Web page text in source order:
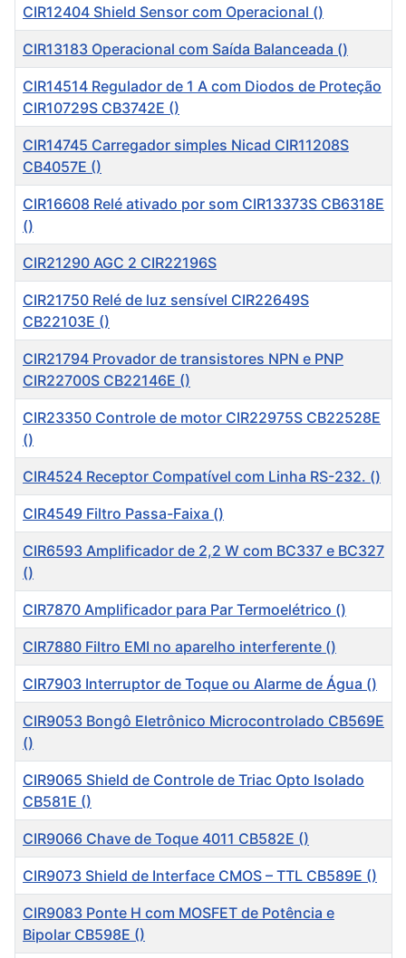
CIR12404 Shield Sensor com Operacional ()
CIR13183 Operacional com Saída Balanceada ()
CIR14514 Regulador de 1 A com Diodos de Proteção
CIR10729S CB3742E ()
CIR14745 Carregador simples Nicad CIR11208S
CB4057E ()
CIR16608 Relé ativado por som CIR13373S CB6318E
()
CIR21290 AGC 2 CIR22196S
CIR21750 Relé de luz sensível CIR22649S
CB22103E ()
CIR21794 Provador de transistores NPN e PNP
CIR22700S CB22146E ()
CIR23350 Controle de motor CIR22975S CB22528E
()
CIR4524 Receptor Compatível com Linha RS-232. ()
CIR4549 Filtro Passa-Faixa ()
CIR6593 Amplificador de 2,2 W com BC337 e BC327
()
CIR7870 Amplificador para Par Termoelétrico ()
CIR7880 Filtro EMI no aparelho interferente ()
CIR7903 Interruptor de Toque ou Alarme de Água ()
CIR9053 Bongô Eletrônico Microcontrolado CB569E
()
CIR9065 Shield de Controle de Triac Opto Isolado
CB581E ()
CIR9066 Chave de Toque 4011 CB582E ()
CIR9073 Shield de Interface CMOS – TTL CB589E ()
CIR9083 Ponte H com MOSFET de Potência e
Bipolar CB598E ()